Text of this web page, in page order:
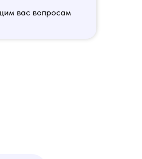
вас вопросам